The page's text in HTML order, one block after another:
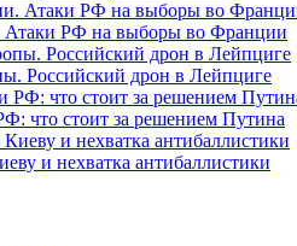
Атаки РФ на выборы во Франции
Российский дрон в Лейпциге
что стоит за решением Путина
и нехватка антибаллистики